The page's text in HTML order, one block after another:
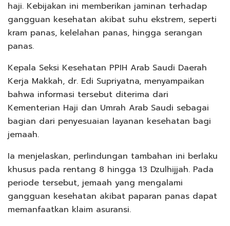
haji. Kebijakan ini memberikan jaminan terhadap
gangguan kesehatan akibat suhu ekstrem, seperti
kram panas, kelelahan panas, hingga serangan
panas.
Kepala Seksi Kesehatan PPIH Arab Saudi Daerah
Kerja Makkah, dr. Edi Supriyatna, menyampaikan
bahwa informasi tersebut diterima dari
Kementerian Haji dan Umrah Arab Saudi sebagai
bagian dari penyesuaian layanan kesehatan bagi
jemaah.
Ia menjelaskan, perlindungan tambahan ini berlaku
khusus pada rentang 8 hingga 13 Dzulhijjah. Pada
periode tersebut, jemaah yang mengalami
gangguan kesehatan akibat paparan panas dapat
memanfaatkan klaim asuransi.